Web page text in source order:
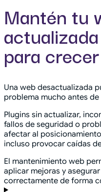
Mantén tu
para crecer
Una web desactualizada
problema mucho antes
Plugins sin actualizar,
fallos de seguridad o
afectar al
incluso provocar caídas
El mantenimiento web
aplicar mejoras y
correctamente de forma